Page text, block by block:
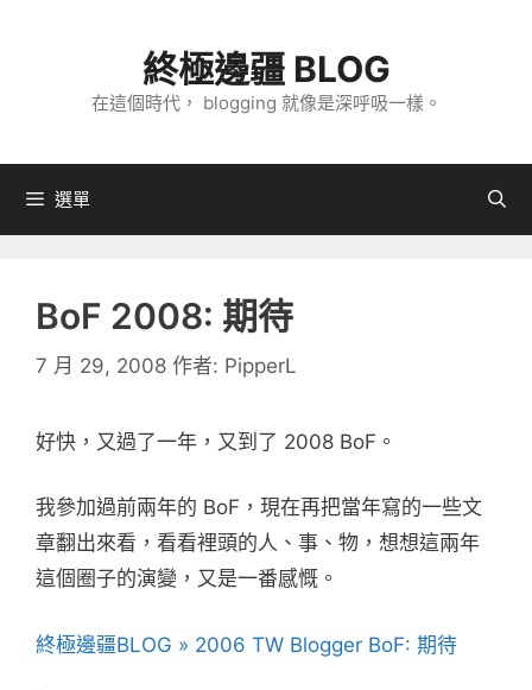
內
終極邊疆 BLOG
在這個時代， blogging 就像是深呼吸一樣。
選單
BoF 2008: 期待
7 月 29, 2008 作者: PipperL
好快，又過了一年，又到了 2008 BoF。
我參加過前兩年的 BoF，現在再把當年寫的一些文
章翻出來看，看看裡頭的人、事、物，想想這兩年
這個圈子的演變，又是一番感慨。
終極邊疆BLOG » 2006 TW Blogger BoF: 期待